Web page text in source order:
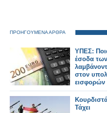
ΠΡΟΗΓΟΥΜΕΝΑ ΑΡΘΡΑ
ΥΠΕΣ:
έσοδα
στον
εισφορών
Τάχει